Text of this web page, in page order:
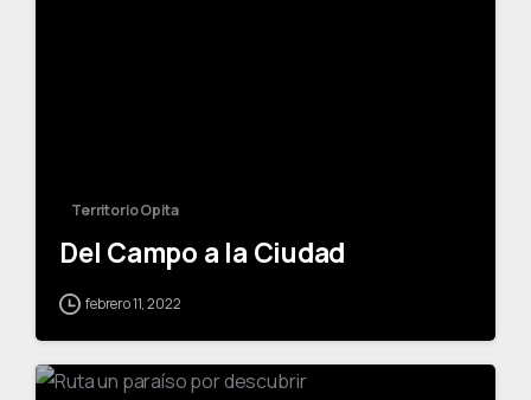
Territorio Opita
Del Campo a la Ciudad
febrero 11, 2022